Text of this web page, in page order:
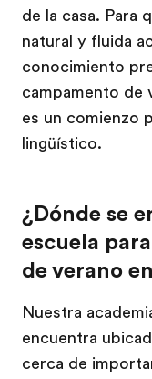
de la casa. Para
natural y fluida
conocimiento
campamento de
es un comienzo
lingüístico.
¿Dónde se
escuela
de verano
Nuestra
encuentra
cerca de